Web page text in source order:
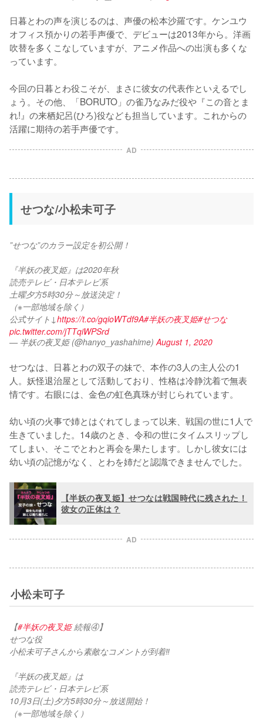
日暮とわの声を演じるのは、声優の松本沙羅です。ケンユウ
オフィス預かりの若手声優で、デビューは2013年から。洋画
吹替を多くこなしていますが、アニメ作品への出演も多くな
っています。
今回の日暮とわ役こそが、まさに彼女の代表作といえるでし
ょう。その他、「BORUTO」の雀乃なみだ役や『この音とま
れ!』の来栖妃呂(ひろ)役なども担当しています。これからの
活躍に期待の若手声優です。
AD
せつな/小松未可子
”せつな”のカラー設定を初公開！
『半妖の夜叉姫』は2020年秋
読売テレビ・日本テレビ系
土曜夕方5時30分～放送決定！
（※一部地域を除く）
公式サイト↓https://t.co/gqioWTdf9A#半妖の夜叉姫#せつな
pic.twitter.com/jTTqiWPSrd
— 半妖の夜叉姫 (@hanyo_yashahime)August 1, 2020
せつなは、日暮とわの双子の妹で、本作の3人の主人公の1
人。妖怪退治屋として活動しており、性格は冷静沈着で無表
情です。右眼には、金色の虹色真珠が封じられています。
幼い頃の火事で姉とはぐれてしまって以来、戦国の世に1人で
生きていました。14歳のとき、令和の世にタイムスリップし
てしまい、そこでとわと再会を果たします。しかし彼女には
幼い頃の記憶がなく、とわを姉だと認識できませんでした。
【半妖の夜叉姫】せつなは戦国時代に残された！
彼女の正体は？
AD
小松未可子
【#半妖の夜叉姫 続報④】
せつな役
小松未可子さんから素敵なコメントが到着‼
『半妖の夜叉姫』は
読売テレビ・日本テレビ系
10月3日(土)夕方5時30分～放送開始！
（※一部地域を除く）